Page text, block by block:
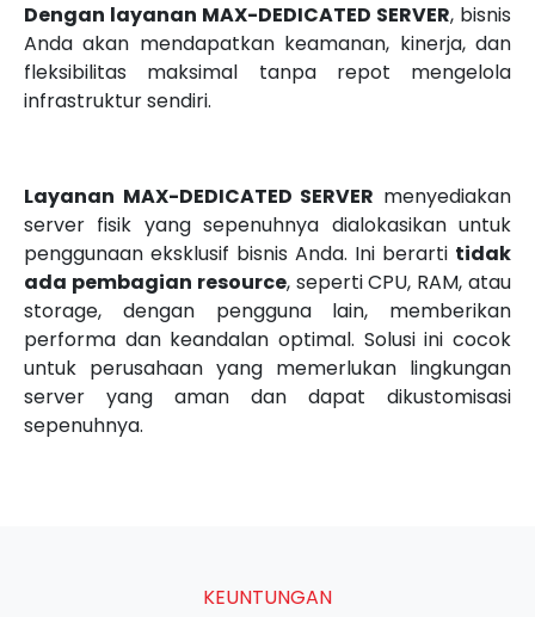
Dengan layanan MAX-DEDICATED SERVER, bisnis
Anda akan mendapatkan keamanan, kinerja, dan
fleksibilitas maksimal tanpa repot mengelola
infrastruktur sendiri.
Layanan MAX-DEDICATED SERVER menyediakan
server fisik yang sepenuhnya dialokasikan untuk
penggunaan eksklusif bisnis Anda. Ini berarti tidak
ada pembagian resource, seperti CPU, RAM, atau
storage, dengan pengguna lain, memberikan
performa dan keandalan optimal. Solusi ini cocok
untuk perusahaan yang memerlukan lingkungan
server yang aman dan dapat dikustomisasi
sepenuhnya.
KEUNTUNGAN